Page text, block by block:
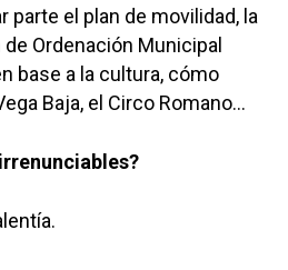
parte el plan de movilidad, la
Ordenación Municipal
base a la cultura, cómo
Baja, el Circo Romano…